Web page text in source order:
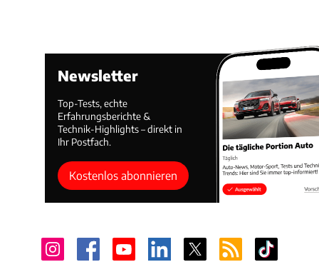
Newsletter
Top-Tests, echte
Erfahrungsberichte &
Technik-Highlights – direkt in
Ihr Postfach.
Kostenlos abonnieren